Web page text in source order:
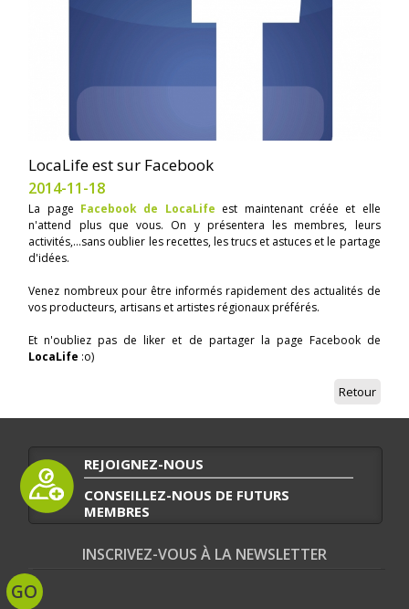
LocaLife est sur Facebook
2014-11-18
La page Facebook de LocaLife est maintenant créée et elle
n'attend plus que vous. On y présentera les membres, leurs
activités,...sans oublier les recettes, les trucs et astuces et le partage
d'idées.
Venez nombreux pour être informés rapidement des actualités de
vos producteurs, artisans et artistes régionaux préférés.
Et n'oubliez pas de liker et de partager la page Facebook de
LocaLife :o)
Retour
REJOIGNEZ-NOUS
CONSEILLEZ-NOUS DE FUTURS
MEMBRES
INSCRIVEZ-VOUS À LA NEWSLETTER